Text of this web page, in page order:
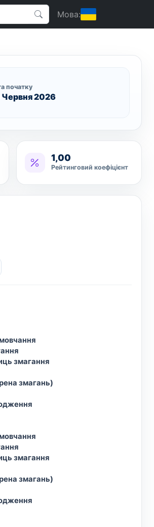
Мова:
початку
2026
1,00
Рейтинговий коефіцієнт
змагання
змагань)
змагання
змагань)